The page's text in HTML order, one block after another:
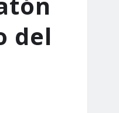
del